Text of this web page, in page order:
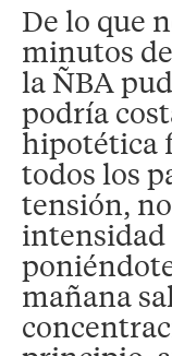
De lo que
minutos
la ÑBA
podría
hipotética
todos los
tensión,
intensidad
mañana